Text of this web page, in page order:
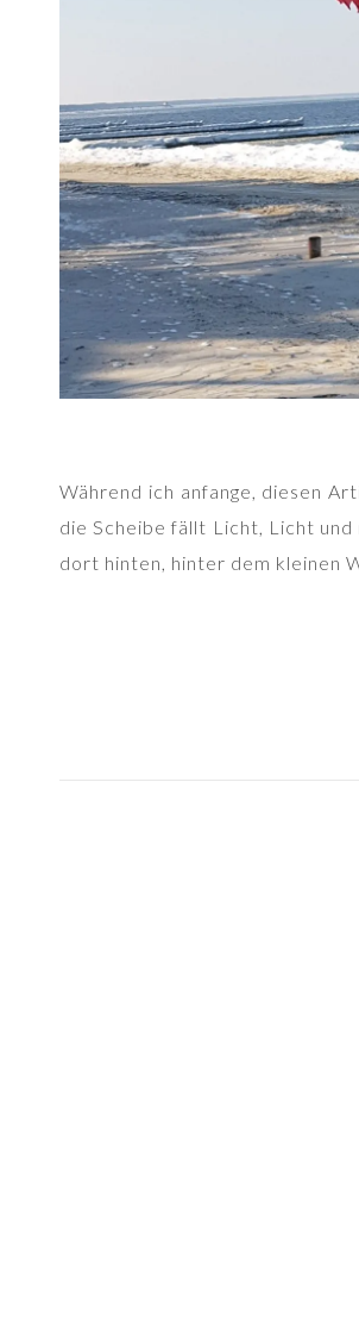
Während ich anfange, diesen
die Scheibe fällt Licht, Licht und
dort hinten, hinter dem kleinen